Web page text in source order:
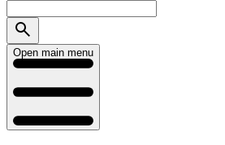
Open main menu